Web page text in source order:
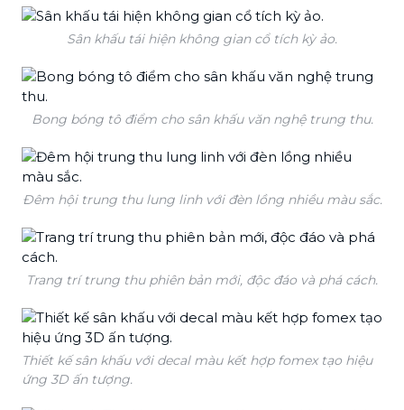
Sân khấu tái hiện không gian cổ tích kỳ ảo.
Bong bóng tô điểm cho sân khấu văn nghệ trung thu.
Đêm hội trung thu lung linh với đèn lồng nhiều màu sắc.
Trang trí trung thu phiên bản mới, độc đáo và phá cách.
Thiết kế sân khấu với decal màu kết hợp fomex tạo hiệu
ứng 3D ấn tượng.